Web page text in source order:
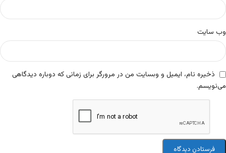
وب‌ سایت
ذخیره نام، ایمیل و وبسایت من در مرورگر برای زمانی که دوباره دیدگاهی
می‌نویسم.